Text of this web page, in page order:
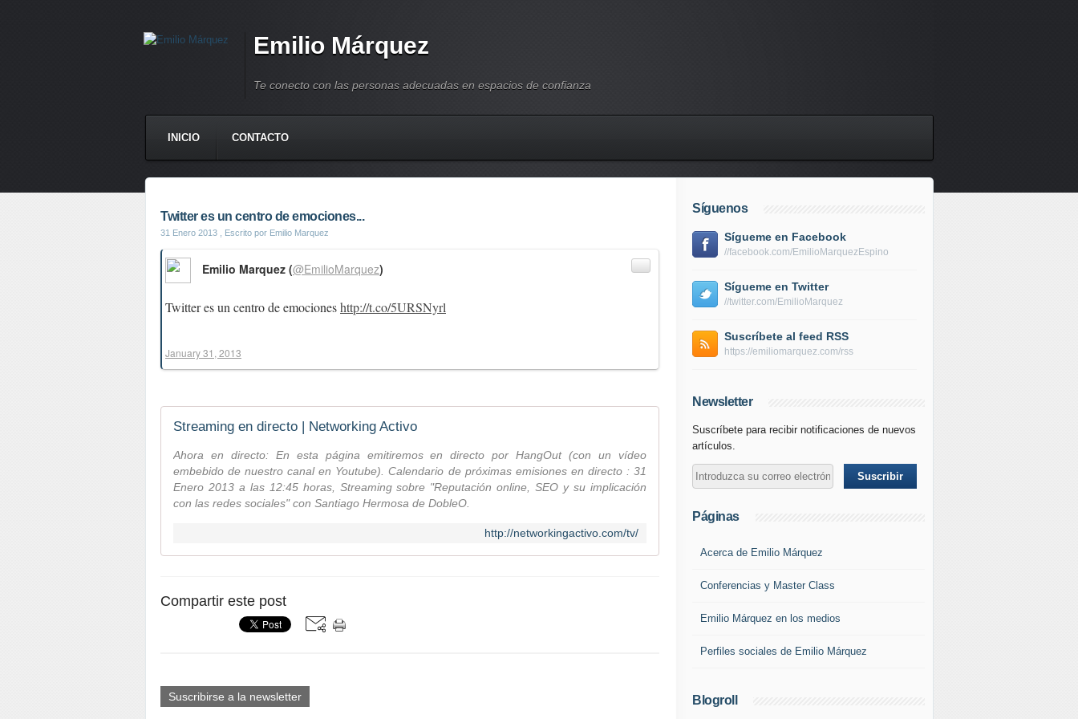
Emilio Márquez
Te conecto con las personas adecuadas en espacios de confianza
INICIO CONTACTO
Twitter es un centro de emociones...
31 Enero 2013 , Escrito por Emilio Marquez
Twitter es un centro de emocioneshttp://t.co/5URSNyrl
Emilio Marquez (@EmilioMarquez)
January 31, 2013
Streaming en directo | Networking Activo
Ahora en directo: En esta página emitiremos en directo por HangOut (con un vídeo
embebido de nuestro canal en Youtube). Calendario de próximas emisiones en directo : 31
Enero 2013 a las 12:45 horas, Streaming sobre "Reputación online, SEO y su implicación
con las redes sociales" con Santiago Hermosa de DobleO.
http://networkingactivo.com/tv/
Compartir este post
Suscribirse a la newsletter
Síguenos
Sígueme en Facebook
//facebook.com/EmilioMarquezEspino
Sígueme en Twitter
//twitter.com/EmilioMarquez
Suscríbete al feed RSS
https://emiliomarquez.com/rss
Newsletter
Suscríbete para recibir notificaciones de nuevos
artículos.
Páginas
Acerca de Emilio Márquez
Conferencias y Master Class
Emilio Márquez en los medios
Perfiles sociales de Emilio Márquez
Blogroll